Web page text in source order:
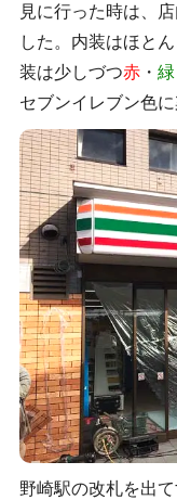
見に行った時は、
した。内装はほと
装は少しづつ赤・ 緑
セブンイレブン色
野崎駅の改札を出